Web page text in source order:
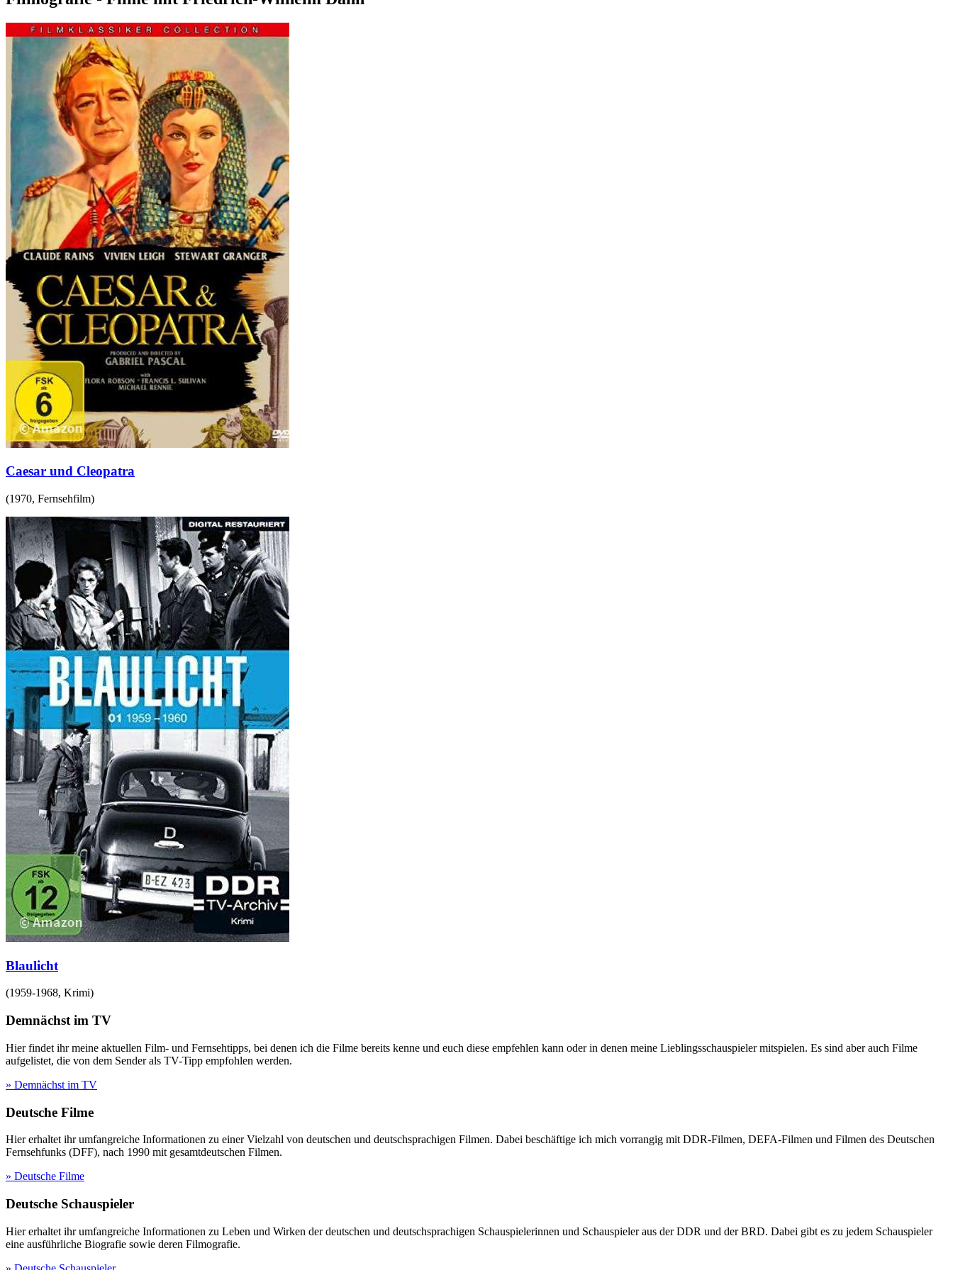
Caesar und Cleopatra
(1970, Fernsehfilm)
Blaulicht
(1959-1968, Krimi)
Demnächst im TV
Hier findet ihr meine aktuellen Film- und Fernsehtipps, bei denen ich die Filme bereits kenne und euch diese empfehlen kann oder in denen meine Lieblingsschauspieler mitspielen. Es sind aber auch Filme
aufgelistet, die von dem Sender als TV-Tipp empfohlen werden.
» Demnächst im TV
Deutsche Filme
Hier erhaltet ihr umfangreiche Informationen zu einer Vielzahl von deutschen und deutschsprachigen Filmen. Dabei beschäftige ich mich vorrangig mit DDR-Filmen, DEFA-Filmen und Filmen des Deutschen
Fernsehfunks (DFF), nach 1990 mit gesamtdeutschen Filmen.
» Deutsche Filme
Deutsche Schauspieler
Hier erhaltet ihr umfangreiche Informationen zu Leben und Wirken der deutschen und deutschsprachigen Schauspielerinnen und Schauspieler aus der DDR und der BRD. Dabei gibt es zu jedem Schauspieler
eine ausführliche Biografie sowie deren Filmografie.